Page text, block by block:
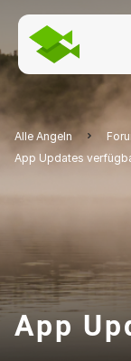
Alle Angeln
App Updates
App